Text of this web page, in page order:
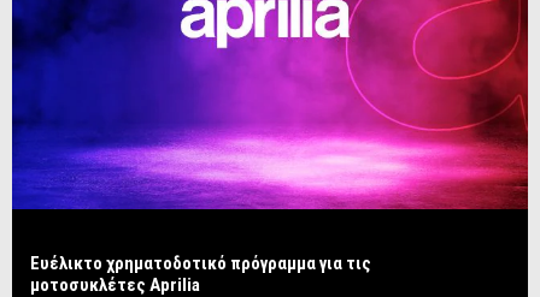
Ευέλικτο χρηματοδοτικό πρόγραμμα για τις
μοτοσυκλέτες Aprilia